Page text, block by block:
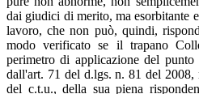
dai giudici di merito, ma esorbitante
lavoro, che non può, quindi,
modo verificato se il trapano
perimetro di applicazione del
dall'art. 71 del d.lgs. n. 81 del 2008,
del c.t.u., della sua piena